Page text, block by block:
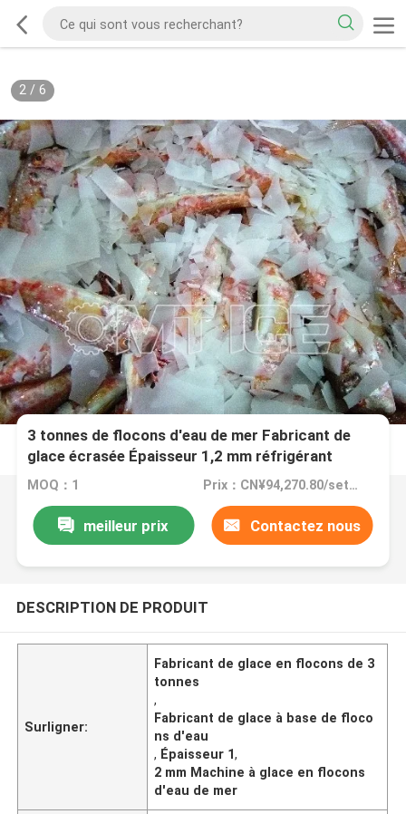
2/ 6
3 tonnes de flocons d'eau de mer Fabricant de
glace écrasée Épaisseur 1,2 mm réfrigérant
R404a
MOQ：1 Prix：CN¥94,270.80/sets 1-4 sets
meilleur prix Contactez nous
DESCRIPTION DE PRODUIT
Surligner:
Fabricant de glace en flocons de 3
tonnes
,
Fabricant de glace à base de floco
ns d'eau
, Épaisseur 1,
2 mm Machine à glace en flocons
d'eau de mer